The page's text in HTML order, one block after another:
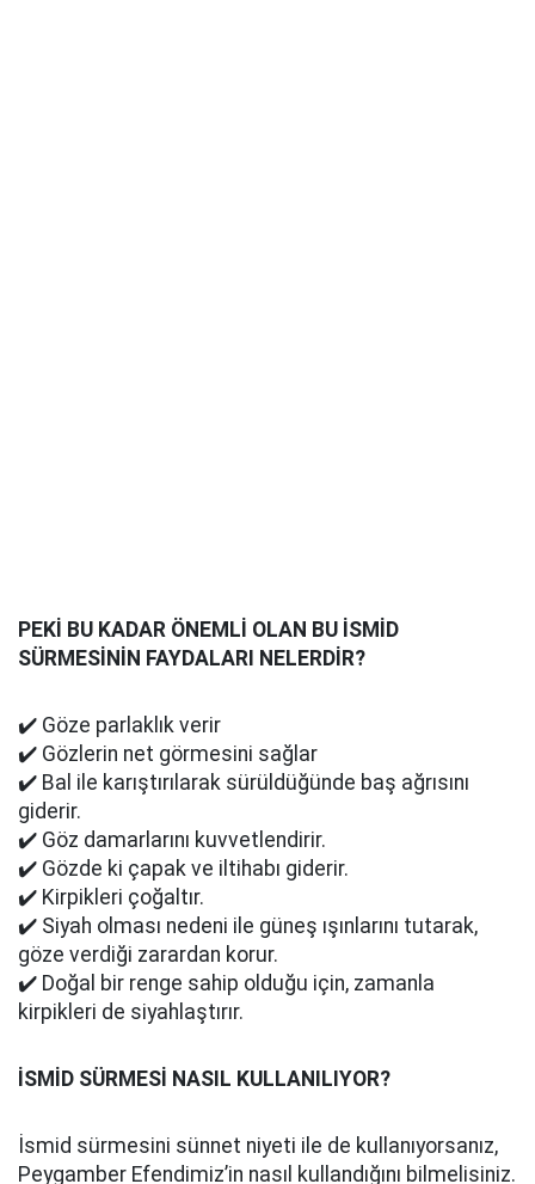
PEKİ BU KADAR ÖNEMLİ OLAN BU İSMİD
SÜRMESİNİN FAYDALARI NELERDİR?
✔️ Göze parlaklık verir
✔️ Gözlerin net görmesini sağlar
✔️ Bal ile karıştırılarak sürüldüğünde baş ağrısını
giderir.
✔️ Göz damarlarını kuvvetlendirir.
✔️ Gözde ki çapak ve iltihabı giderir.
✔️ Kirpikleri çoğaltır.
✔️ Siyah olması nedeni ile güneş ışınlarını tutarak,
göze verdiği zarardan korur.
✔️ Doğal bir renge sahip olduğu için, zamanla
kirpikleri de siyahlaştırır.
İSMİD SÜRMESİ NASIL KULLANILIYOR?
İsmid sürmesini sünnet niyeti ile de kullanıyorsanız,
Peygamber Efendimiz’in nasıl kullandığını bilmelisiniz.